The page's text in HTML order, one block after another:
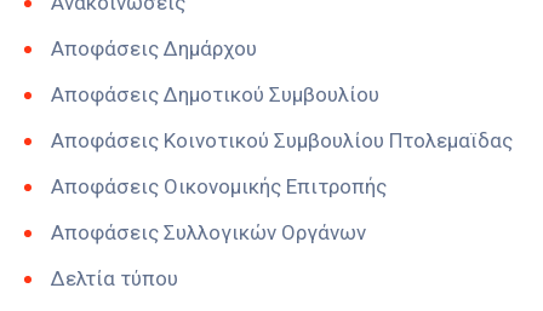
Αποφάσεις Δημάρχου
Αποφάσεις Δημοτικού Συμβουλίου
Αποφάσεις Κοινοτικού Συμβουλίου Πτολεμαϊδας
Αποφάσεις Οικονομικής Επιτροπής
Αποφάσεις Συλλογικών Οργάνων
Δελτία τύπου